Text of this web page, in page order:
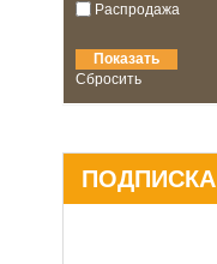
Распродажа
Сбросить
ПОДПИСКА